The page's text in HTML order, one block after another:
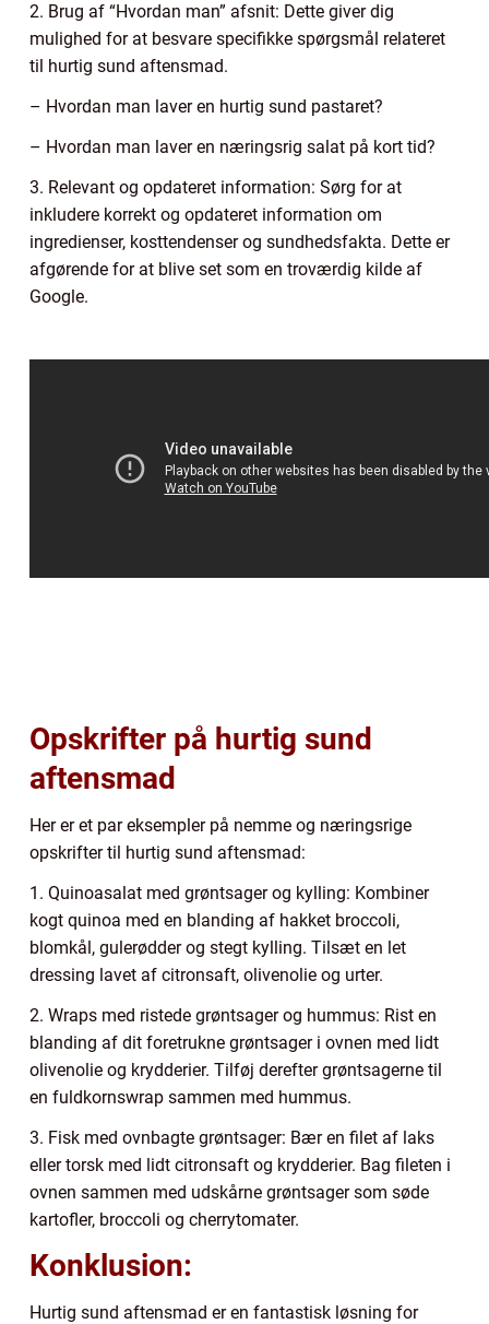
2. Brug af “Hvordan man” afsnit: Dette giver dig
mulighed for at besvare specifikke spørgsmål relateret
til hurtig sund aftensmad.
– Hvordan man laver en hurtig sund pastaret?
– Hvordan man laver en næringsrig salat på kort tid?
3. Relevant og opdateret information: Sørg for at
inkludere korrekt og opdateret information om
ingredienser, kosttendenser og sundhedsfakta. Dette er
afgørende for at blive set som en troværdig kilde af
Google.
Opskrifter på hurtig sund
aftensmad
Her er et par eksempler på nemme og næringsrige
opskrifter til hurtig sund aftensmad:
1. Quinoasalat med grøntsager og kylling: Kombiner
kogt quinoa med en blanding af hakket broccoli,
blomkål, gulerødder og stegt kylling. Tilsæt en let
dressing lavet af citronsaft, olivenolie og urter.
2. Wraps med ristede grøntsager og hummus: Rist en
blanding af dit foretrukne grøntsager i ovnen med lidt
olivenolie og krydderier. Tilføj derefter grøntsagerne til
en fuldkornswrap sammen med hummus.
3. Fisk med ovnbagte grøntsager: Bær en filet af laks
eller torsk med lidt citronsaft og krydderier. Bag fileten i
ovnen sammen med udskårne grøntsager som søde
kartofler, broccoli og cherrytomater.
Konklusion:
Hurtig sund aftensmad er en fantastisk løsning for